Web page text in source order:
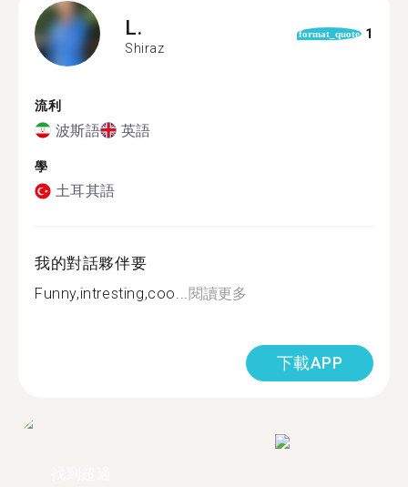
L.
Shiraz
format_quote 1
流利
波斯語 英語
學
土耳其語
我的對話夥伴要
Funny,intresting,coo...閱讀更多
下載APP